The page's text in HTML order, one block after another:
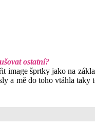
ostatní?
image šprtky jako na
a mě do toho vtáhla